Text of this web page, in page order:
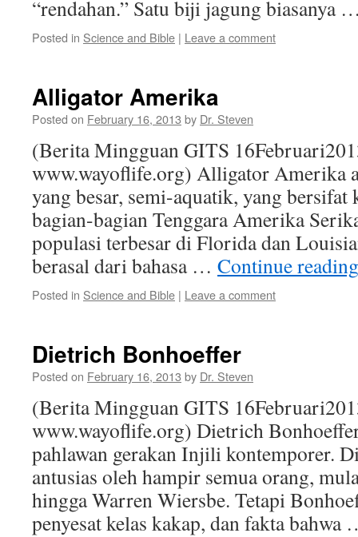
“rendahan.” Satu biji jagung biasanya
Posted in Science and Bible | Leave a comment
Alligator Amerika
Posted on February 16, 2013 by Dr. Steven
(Berita Mingguan GITS
www.wayoflife.org) Alligator Amerika
yang besar, semi-aquatik, yang
bagian-bagian Tenggara Amerika
populasi terbesar di Florida dan
berasal dari bahasa … Continue
Posted in Science and Bible | Leave a comment
Dietrich Bonhoeffer
Posted on February 16, 2013 by Dr. Steven
(Berita Mingguan GITS
www.wayoflife.org) Dietrich
pahlawan gerakan Injili kontemporer.
antusias oleh hampir semua orang,
hingga Warren Wiersbe. Tetapi
penyesat kelas kakap, dan fakta